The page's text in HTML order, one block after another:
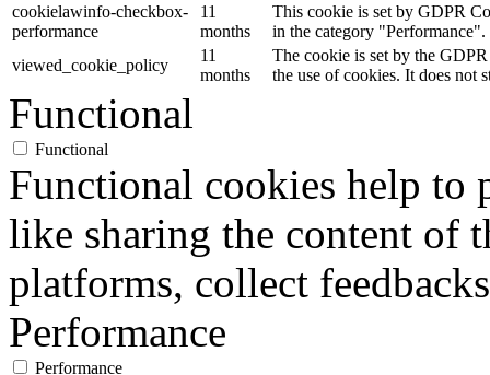
cookielawinfo-checkbox-
performance
11
months
This cookie is set by GDPR
in the category "Performance".
viewed_cookie_policy
11
months
The cookie is set by the
the use of cookies. It does not
Functional
Functional
Functional cookies help to
like sharing the content of
platforms, collect
Performance
Performance